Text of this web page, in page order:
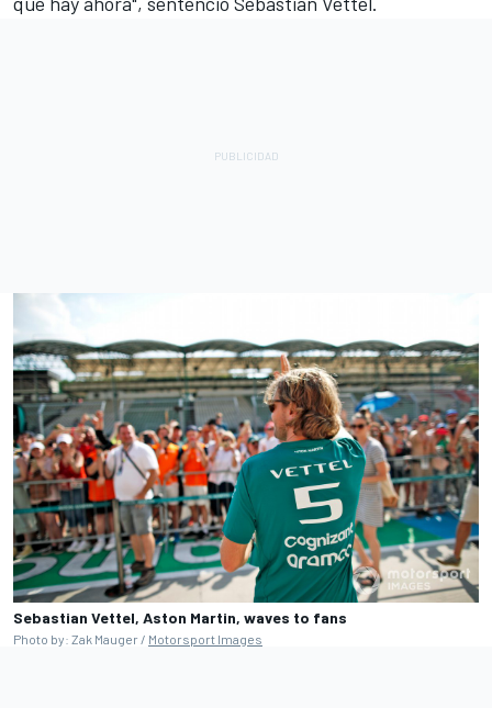
Sebastian Vettel, Aston Martin, waves to fans
Photo by: Zak Mauger / Motorsport Images